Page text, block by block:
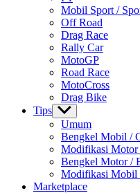
menu
Mobil Sport /
Off Road
Drag Race
Rally Car
MotoGP
Road Race
MotoCross
Drag Bike
Tips Show
sub
menu
Umum
Bengkel Mobil /
Modifikasi
Bengkel Motor /
Modifikasi Mobil
Marketplace